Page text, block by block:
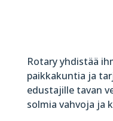
Rotary yhdistää
paikkakuntia ja
edustajille tavan
solmia vahvoja ja